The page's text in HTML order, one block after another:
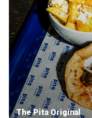
The Pita Original